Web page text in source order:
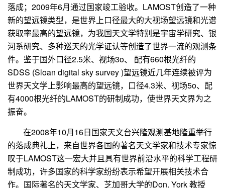
落成； 2009年6月通过国家竣工验收。 LAMOST创造了一种
新的望远镜类型，是世界上口径最大的大视场望远镜和光谱
获取率最高的望远镜，为我国天文学特别是宇宙学研究、银
河系研究、多种巡天的光学证认等创造了世界一流的观测条
件。鉴于国外口径2.5米、视场3o、 配有660根光纤的
SDSS (Sloan digital sky survey )望远镜近几年连续被评为
世界天文学上影响最高的望远镜，口径4.3米、视场5o、配
有4000根光纤的LAMOST的研制成功，使世界天文界为之
振奋。
在2008年10月16日国家天文台兴隆观测基地隆重举行
的落成典礼上，来自世界各国的著名天文学家和技术专家惊
叹于LAMOST这一宏大并且具有世界前沿水平的科学工程研
制成功，许多国家的科学家纷纷表示希望开展相关技术合
作。国际著名的天文学家、芝加哥大学的Don. York教授